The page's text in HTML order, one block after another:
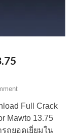
Full Crack
Mawto 13.75
ถยอดเยี่ยมใน